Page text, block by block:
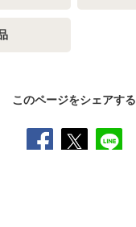
このページをシェアする